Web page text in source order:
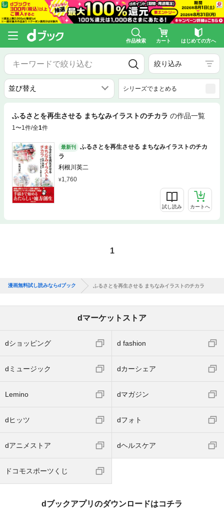
作品検索 カート はじめての方へ
絞り込み
シリーズでまとめる
ふるさとを再生させる まちなみイラストのチカラ の作品一覧
1〜1件/全1件
最新刊
ふるさとを再生させる まちなみイラストのチカ
ラ
利根川英二
1,760
試し読み カートへ
1
漫画無料試し読みならdブック ふるさとを再生させる まちなみイラストのチカラ
dマーケットストア
dショッピング d fashion
dミュージック dカーシェア
Lemino dマガジン
dヒッツ dフォト
dアニメストア dヘルスケア
ドコモスポーツくじ
dブックアプリのダウンロードはコチラ